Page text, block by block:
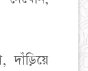
দাঁড়িয়ে